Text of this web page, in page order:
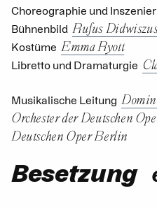
Choreographie und
Bühnenbild Rufus
Kostüme Emma Ryott
Libretto und Dramaturgie
Musikalische Leitung
Orchester der Deutschen
Deutschen Oper Berlin
Besetzung